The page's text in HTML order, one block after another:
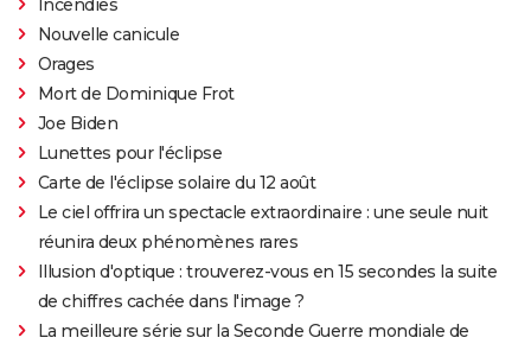
Incendies
Nouvelle canicule
Orages
Mort de Dominique Frot
Joe Biden
Lunettes pour l'éclipse
Carte de l'éclipse solaire du 12 août
Le ciel offrira un spectacle extraordinaire : une seule nuit
réunira deux phénomènes rares
Illusion d'optique : trouverez-vous en 15 secondes la suite
de chiffres cachée dans l'image ?
La meilleure série sur la Seconde Guerre mondiale de